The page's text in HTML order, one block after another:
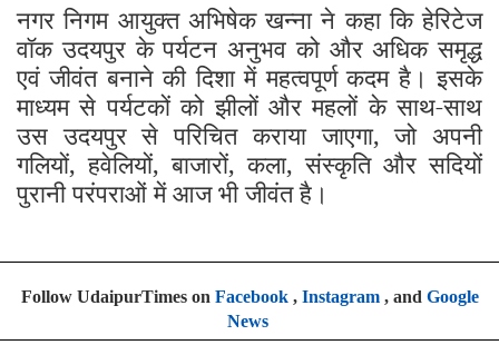
नगर निगम आयुक्त अभिषेक खन्ना ने कहा कि हेरिटेज
वॉक उदयपुर के पर्यटन अनुभव को और अधिक समृद्ध
एवं जीवंत बनाने की दिशा में महत्वपूर्ण कदम है। इसके
माध्यम से पर्यटकों को झीलों और महलों के साथ-साथ
उस उदयपुर से परिचित कराया जाएगा, जो अपनी
गलियों, हवेलियों, बाजारों, कला, संस्कृति और सदियों
पुरानी परंपराओं में आज भी जीवंत है।
Follow UdaipurTimes on Facebook, Instagram, and Google
News